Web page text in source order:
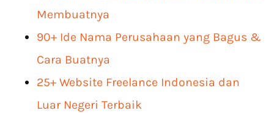
Membuatnya
90+ Ide Nama Perusahaan yang Bagus &
Cara Buatnya
25+ Website Freelance Indonesia dan
Luar Negeri Terbaik